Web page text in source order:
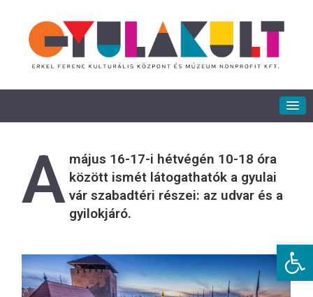
A május 16-17-i hétvégén 10-18 óra
között ismét látogathatók a gyulai
vár szabadtéri részei: az udvar és a
gyilokjáró.